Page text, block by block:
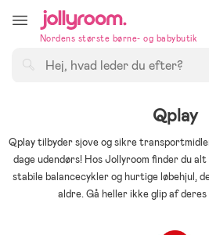
till
innehålletNordens største børne- og babybutik
Qplay
Qplay tilbyder sjove og sikre
dage udendørs! Hos Jollyroom finder du
stabile balancecykler og hurtige løbehjul,
aldre. Gå heller ikke glip af